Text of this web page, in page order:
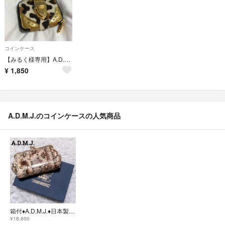
コインケース
【みるく様専用】A.D.M.J コインケース
¥ 1,850
A.D.M.J.のコインケースの人気商品
箱付♦A.D.M.J.♦日本製 パイソン がま口 ミニウォレット ロゴプリント
¥18,600